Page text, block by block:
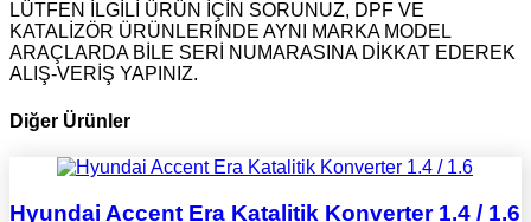
LÜTFEN İLGİLİ ÜRÜN İÇİN SORUNUZ, DPF VE
KATALİZÖR ÜRÜNLERİNDE AYNI MARKA MODEL
ARAÇLARDA BİLE SERİ NUMARASINA DİKKAT EDEREK
ALIŞ-VERİŞ YAPINIZ.
Diğer Ürünler
Hyundai Accent Era Katalitik Konverter 1.4 / 1.6